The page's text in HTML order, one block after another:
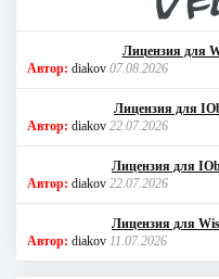
Лицензия для
Автор: diakov 07.08.2026
Лицензия для
Автор: diakov 22.07.2026
Лицензия для
Автор: diakov 22.07.2026
Лицензия для
Автор: diakov 11.07.2026